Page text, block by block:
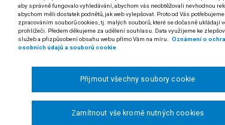
2006
a § 183b odst. 1 obchodního zákoníku
č. 15/1998 Sb., o Komisi pro cenné papíry a o změně a
1 písm. a) soudního řádu správního
§ 183b odst. 1 obchodního zákoníku upravuje
(§ 66a obchodního zákoníku), jejíž účastnické
v případě, že takto získaný podíl akcionáře (a osob
aby správně fungovalo vyhledávání, abychom vás neobtěžovali nevhodnou
abychom měli dostatek podnětů, jak web vylepšovat. Proto od Vás
zpracováním souborů cookies, tj. malých souborů, které se dočasně ukládají
prohlížeči. Předem děkujeme za udělení souhlasu. Data využijeme ke
služeb a přizpůsobení obsahu webu přímo Vám na míru.
Oznámení o
osobních údajů a souborů cookie
Zamítnout vše kromě nutných cookies
Přijmout všechny soubory cookie